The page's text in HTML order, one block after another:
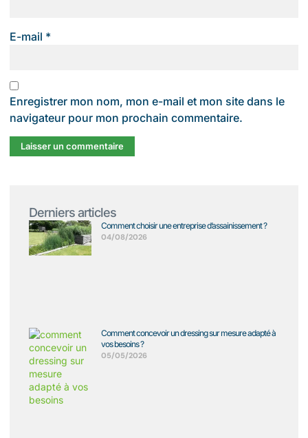
E-mail *
Enregistrer mon nom, mon e-mail et mon site dans le
navigateur pour mon prochain commentaire.
Derniers articles
Comment choisir une entreprise d’assainissement ?
04/08/2026
Comment concevoir un dressing sur mesure adapté à
vos besoins ?
05/05/2026